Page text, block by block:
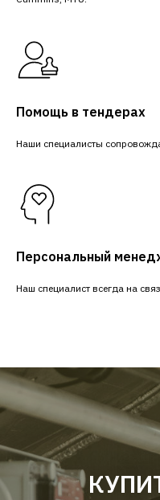
Помощь в тендерах
Наши специалисты
Персональный
Наш специалист всегда на